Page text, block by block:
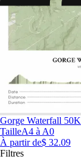
Gorge Waterfall 50K
TailleA4 à A0
À partir de$ 32.09
Filtres